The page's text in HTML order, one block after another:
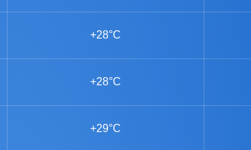
+28°C
+28°C
+29°C